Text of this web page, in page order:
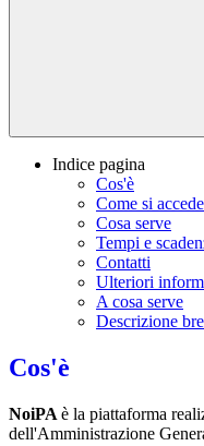
Indice pagina
Cos'è
Come si
Cosa serve
Tempi e
Contatti
Ulteriori
A cosa serve
Descrizione
Cos'è
NoiPA è la piattaforma
dell'Amministrazione